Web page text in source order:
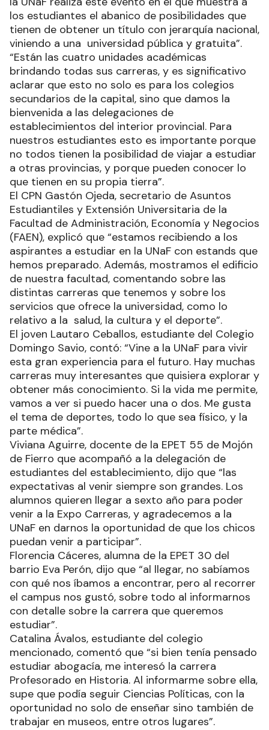
los estudiantes el abanico de posibilidades que
tienen de obtener un título con jerarquía nacional,
viniendo a una universidad pública y gratuita”.
“Están las cuatro unidades académicas
brindando todas sus carreras, y es significativo
aclarar que esto no solo es para los colegios
secundarios de la capital, sino que damos la
bienvenida a las delegaciones de
establecimientos del interior provincial. Para
nuestros estudiantes esto es importante porque
no todos tienen la posibilidad de viajar a estudiar
a otras provincias, y porque pueden conocer lo
que tienen en su propia tierra”.
El CPN Gastón Ojeda, secretario de Asuntos
Estudiantiles y Extensión Universitaria de la
Facultad de Administración, Economía y Negocios
(FAEN), explicó que “estamos recibiendo a los
aspirantes a estudiar en la UNaF con estands que
hemos preparado. Además, mostramos el edificio
de nuestra facultad, comentando sobre las
distintas carreras que tenemos y sobre los
servicios que ofrece la universidad, como lo
relativo a la salud, la cultura y el deporte”.
El joven Lautaro Ceballos, estudiante del Colegio
Domingo Savio, contó: “Vine a la UNaF para vivir
esta gran experiencia para el futuro. Hay muchas
carreras muy interesantes que quisiera explorar y
obtener más conocimiento. Si la vida me permite,
vamos a ver si puedo hacer una o dos. Me gusta
el tema de deportes, todo lo que sea físico, y la
parte médica”.
Viviana Aguirre, docente de la EPET 55 de Mojón
de Fierro que acompañó a la delegación de
estudiantes del establecimiento, dijo que “las
expectativas al venir siempre son grandes. Los
alumnos quieren llegar a sexto año para poder
venir a la Expo Carreras, y agradecemos a la
UNaF en darnos la oportunidad de que los chicos
puedan venir a participar”.
Florencia Cáceres, alumna de la EPET 30 del
barrio Eva Perón, dijo que “al llegar, no sabíamos
con qué nos íbamos a encontrar, pero al recorrer
el campus nos gustó, sobre todo al informarnos
con detalle sobre la carrera que queremos
estudiar”.
Catalina Ávalos, estudiante del colegio
mencionado, comentó que “si bien tenía pensado
estudiar abogacía, me interesó la carrera
Profesorado en Historia. Al informarme sobre ella,
supe que podía seguir Ciencias Políticas, con la
oportunidad no solo de enseñar sino también de
trabajar en museos, entre otros lugares”.